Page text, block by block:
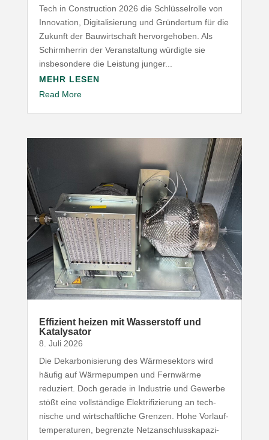
Tech in Construction 2026 die Schlüsselrolle von
Innovation, Digitalisierung und Gründertum für die
Zukunft der Bauwirtschaft hervorgehoben. Als
Schirmherrin der Veranstaltung würdigte sie
insbesondere die Leistung junger...
MEHR LESEN
Read More
Effizient heizen mit Wasser­stoff und
Katalysator
8. Juli 2026
Die Dekar­bo­ni­sierung des Wärme­sektors wird
häufig auf Wärme­pumpen und Fernwärme
reduziert. Doch gerade in Industrie und Gewerbe
stößt eine voll­ständige Elek­tri­fi­zierung an tech­
nische und wirt­schaft­liche Grenzen. Hohe Vorlauf­
tem­pe­ra­turen, begrenzte Netz­an­schluss­ka­pa­zi­